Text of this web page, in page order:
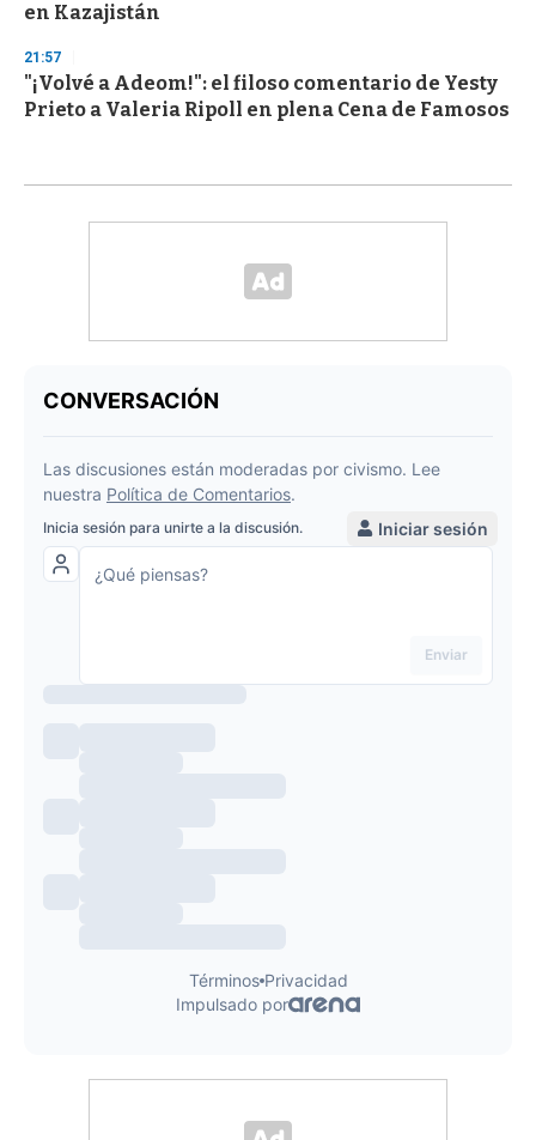
en Kazajistán
21:57
"¡Volvé a Adeom!": el filoso comentario de Yesty
Prieto a Valeria Ripoll en plena Cena de Famosos